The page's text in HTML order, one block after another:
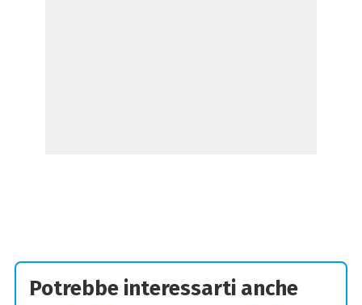
Potrebbe interessarti anche